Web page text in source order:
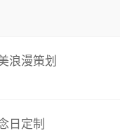
浪漫策划
日定制